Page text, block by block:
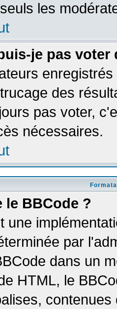
les
je pas voter
des
pas voter,
nécessaires.
le BBCode ?
une
par
dans un
HTML, le